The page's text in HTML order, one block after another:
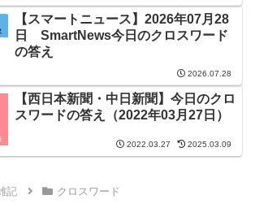
【スマートニュース】2026年07月28
日 SmartNews今日のクロスワード
の答え
2026.07.28
【西日本新聞・中日新聞】今日のクロ
スワードの答え（2022年03月27日）
2022.03.27 2025.03.09
記 クロスワード